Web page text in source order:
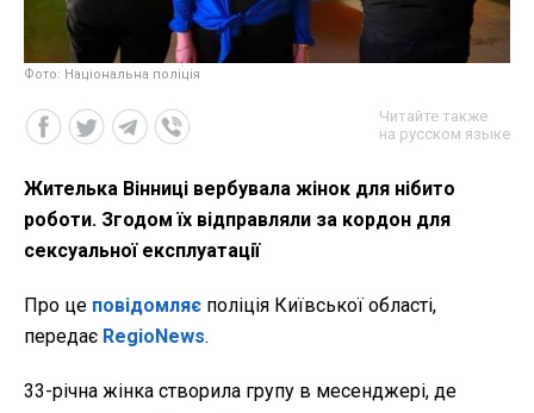
Фото: Національна поліція
Читайте также
на русском языке
Жителька Вінниці вербувала жінок для нібито
роботи. Згодом їх відправляли за кордон для
сексуальної експлуатації
Про це повідомляє поліція Київської області,
передає RegioNews.
33-річна жінка створила групу в месенджері, де